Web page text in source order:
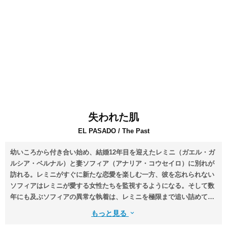
失われた肌
EL PASADO / The Past
幼いころから付き合い始め、結婚12年目を迎えたレミニ（ガエル・ガ
ルシア・ベルナル）と妻ソフィア（アナリア・コウセイロ）に別れが
訪れる。レミニがすぐに新たな恋愛を楽しむ一方、彼を忘れられない
ソフィアはレミニが愛する女性たちを監視するようになる。そして数
年にも及ぶソフィアの異常な執着は、レミニを極限まで追い詰めてい
もっと見る